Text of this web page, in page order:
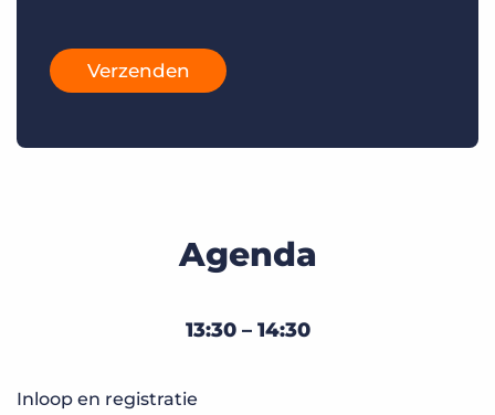
Verzenden
Agenda
13:30 – 14:30
Inloop en registratie